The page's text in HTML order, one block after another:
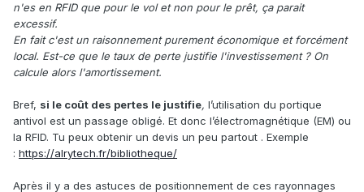
n'es en RFID que pour le vol et non pour le prêt, ça parait
excessif.
En fait c'est un raisonnement purement économique et forcément
local. Est-ce que le taux de perte justifie l'investissement ? On
calcule alors l'amortissement.
Bref, si le coût des pertes le justifie, l’utilisation du portique
antivol est un passage obligé. Et donc l’électromagnétique (EM) ou
la RFID. Tu peux obtenir un devis un peu partout . Exemple
: https://alrytech.fr/bibliotheque/
Après il y a des astuces de positionnement de ces rayonnages